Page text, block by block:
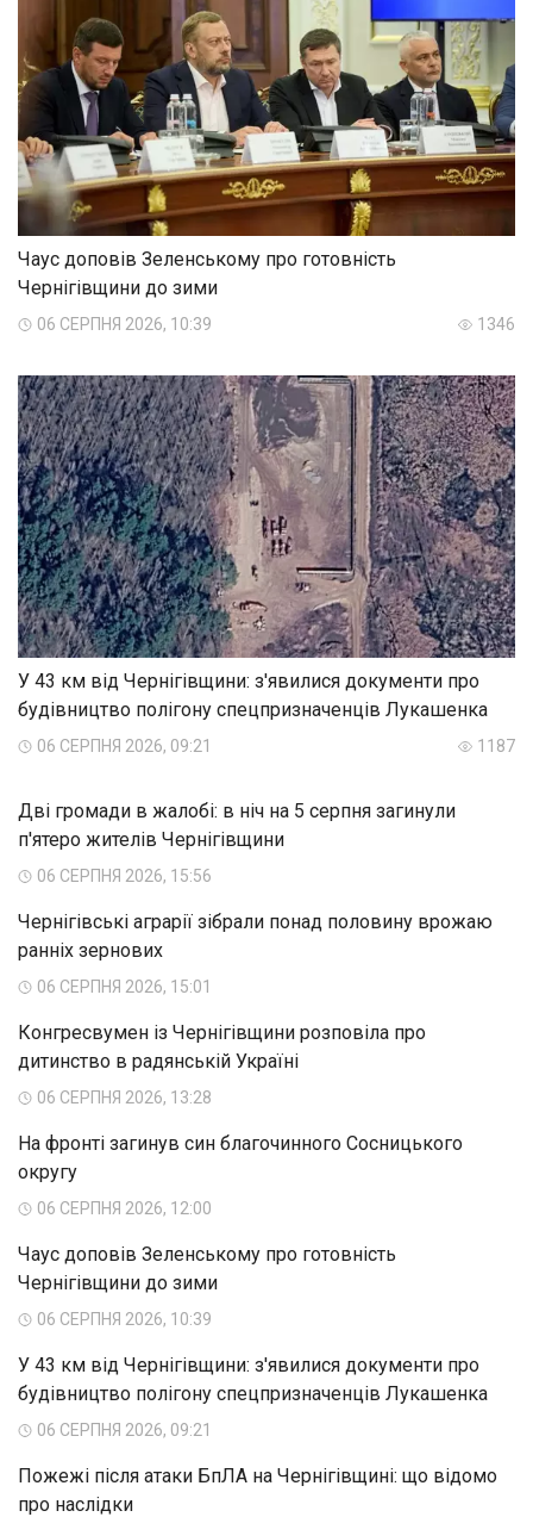
Чаус доповів Зеленському про готовність
Чернігівщини до зими
06 СЕРПНЯ 2026, 10:39 1346
У 43 км від Чернігівщини: з'явилися документи про
будівництво полігону спецпризначенців Лукашенка
06 СЕРПНЯ 2026, 09:21 1187
Дві громади в жалобі: в ніч на 5 серпня загинули
п'ятеро жителів Чернігівщини
06 СЕРПНЯ 2026, 15:56
Чернігівські аграрії зібрали понад половину врожаю
ранніх зернових
06 СЕРПНЯ 2026, 15:01
Конгресвумен із Чернігівщини розповіла про
дитинство в радянській Україні
06 СЕРПНЯ 2026, 13:28
На фронті загинув син благочинного Сосницького
округу
06 СЕРПНЯ 2026, 12:00
Чаус доповів Зеленському про готовність
Чернігівщини до зими
06 СЕРПНЯ 2026, 10:39
У 43 км від Чернігівщини: з'явилися документи про
будівництво полігону спецпризначенців Лукашенка
06 СЕРПНЯ 2026, 09:21
Пожежі після атаки БпЛА на Чернігівщині: що відомо
про наслідки